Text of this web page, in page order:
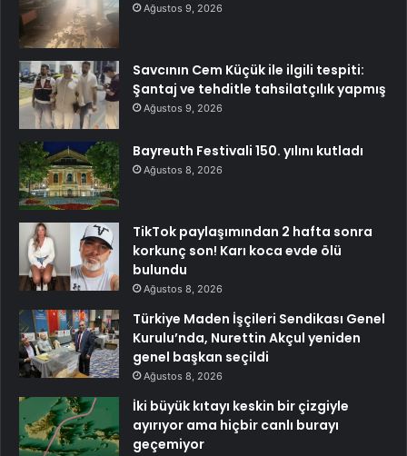
Ağustos 9, 2026
Savcının Cem Küçük ile ilgili tespiti:
Şantaj ve tehditle tahsilatçılık yapmış
Ağustos 9, 2026
Bayreuth Festivali 150. yılını kutladı
Ağustos 8, 2026
TikTok paylaşımından 2 hafta sonra
korkunç son! Karı koca evde ölü
bulundu
Ağustos 8, 2026
Türkiye Maden İşçileri Sendikası Genel
Kurulu’nda, Nurettin Akçul yeniden
genel başkan seçildi
Ağustos 8, 2026
İki büyük kıtayı keskin bir çizgiyle
ayırıyor ama hiçbir canlı burayı
geçemiyor